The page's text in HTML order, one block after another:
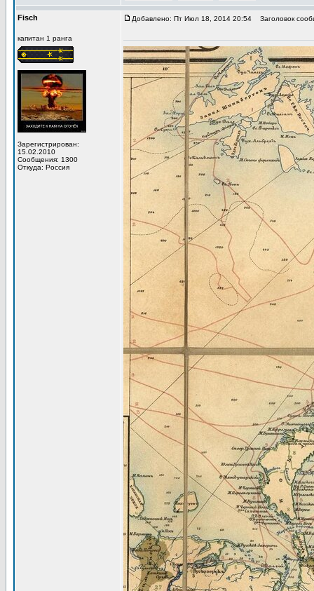
Fisch
капитан 1 ранга
Зарегистрирован:
15.02.2010
Сообщения: 1300
Откуда: Россия
Добавлено: Пт Июл 18, 2014 20:54 Заголовок